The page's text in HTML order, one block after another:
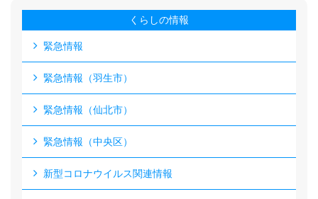
くらしの情報
緊急情報
緊急情報（羽生市）
緊急情報（仙北市）
緊急情報（中央区）
新型コロナウイルス関連情報